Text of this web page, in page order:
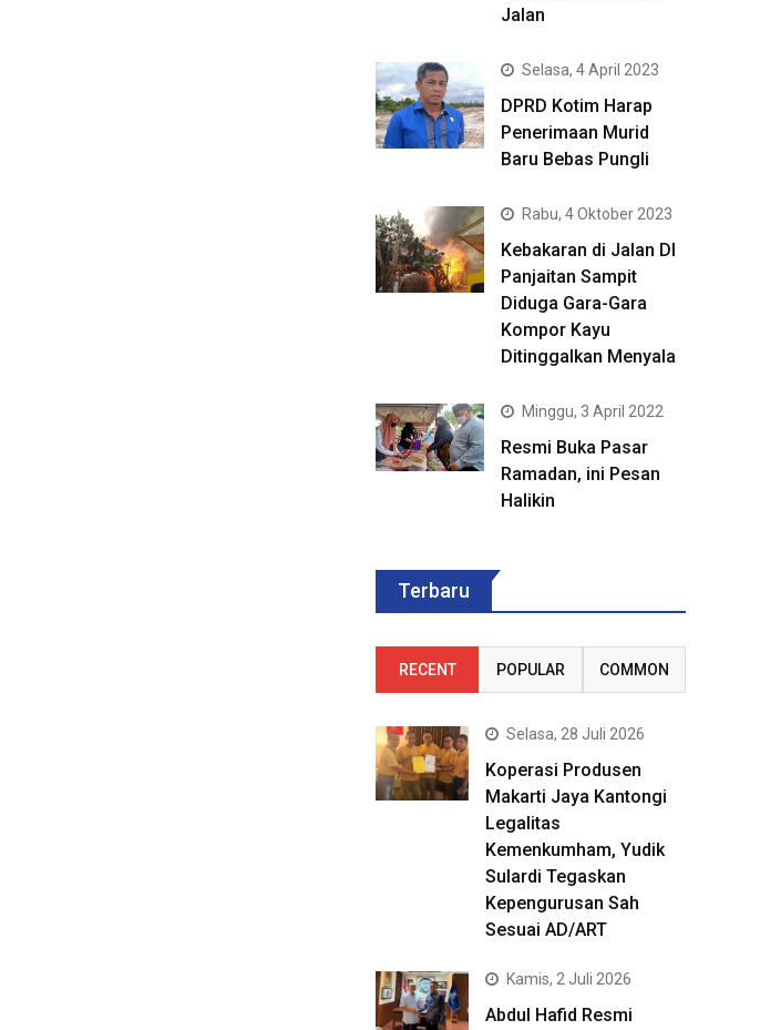
Jalan
Selasa, 4 April 2023
DPRD Kotim Harap
Penerimaan Murid
Baru Bebas Pungli
Rabu, 4 Oktober 2023
Kebakaran di Jalan DI
Panjaitan Sampit
Diduga Gara-Gara
Kompor Kayu
Ditinggalkan Menyala
Minggu, 3 April 2022
Resmi Buka Pasar
Ramadan, ini Pesan
Halikin
Terbaru
RECENT POPULAR COMMON
Selasa, 28 Juli 2026
Koperasi Produsen
Makarti Jaya Kantongi
Legalitas
Kemenkumham, Yudik
Sulardi Tegaskan
Kepengurusan Sah
Sesuai AD/ART
Kamis, 2 Juli 2026
Abdul Hafid Resmi